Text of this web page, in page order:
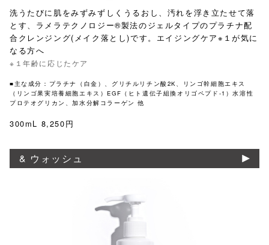
洗うたびに肌をみずみずしくうるおし、汚れを浮き立たせて落
とす、ラメラテクノロジー®製法のジェルタイプのプラチナ配
合クレンジング(メイク落とし)です。エイジングケア※１が気に
なる方へ
※１年齢に応じたケア
■主な成分：プラチナ（白金）、グリチルリチン酸2K、リンゴ幹細胞エキス
（リンゴ果実培養細胞エキス）EGF（ヒト遺伝子組換オリゴペプド-1）水溶性
プロテオグリカン、加水分解コラーゲン 他
300mL 8,250円
& ウォッシュ